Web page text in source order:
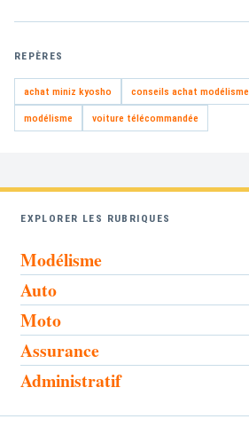
REPÈRES
achat miniz kyosho conseils achat modélisme
modélisme voiture télécommandée
EXPLORER LES RUBRIQUES
Modélisme
Auto
Moto
Assurance
Administratif